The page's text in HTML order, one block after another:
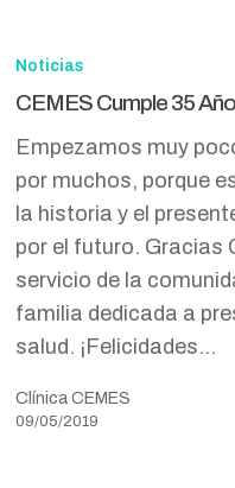
Cumple
Noticias
CEMES Cumple 35
Empezamos muy
por muchos, porque
la historia y el
por el futuro. Gracias
servicio de la
familia dedicada a
salud. ¡Felicidades…
Clínica CEMES
09/05/2019